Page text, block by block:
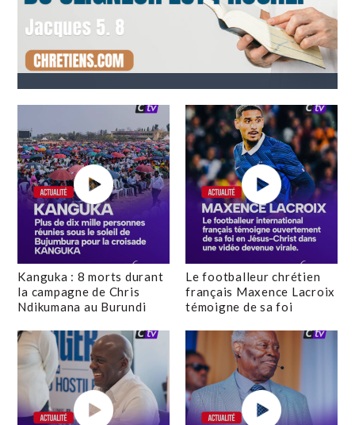
Kanguka : 8 morts durant
la campagne de Chris
Ndikumana au Burundi
Le footballeur chrétien
français Maxence Lacroix
témoigne de sa foi